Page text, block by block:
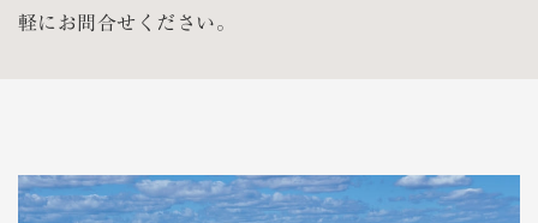
軽にお問合せください。